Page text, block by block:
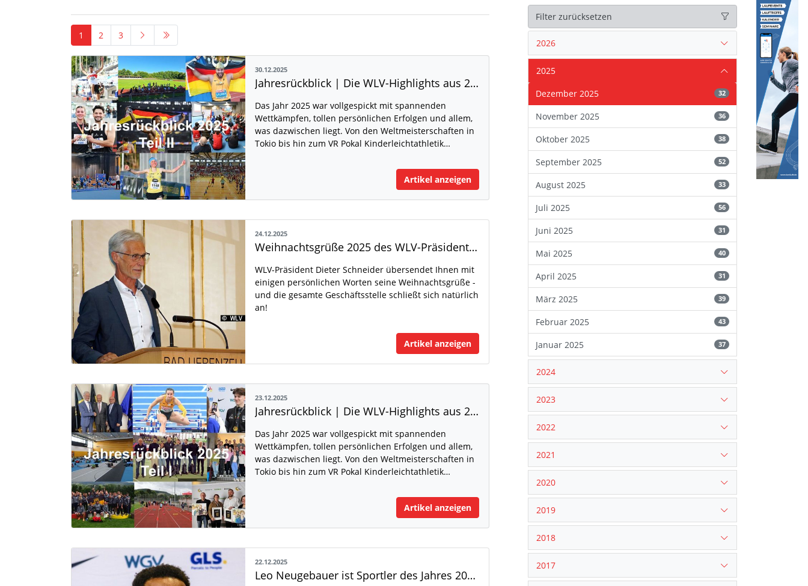
1 2 3
30.12.2025
Jahresrückblick | Die WLV-Highlights aus 2025 Teil II
Das Jahr 2025 war vollgespickt mit spannenden
Wettkämpfen, tollen persönlichen Erfolgen und allem,
was dazwischen liegt. Von den Weltmeisterschaften in
Tokio bis hin zum VR Pokal Kinderleichtathletik…
Artikel anzeigen
24.12.2025
Weihnachtsgrüße 2025 des WLV-Präsidenten Dieter Schneider
WLV-Präsident Dieter Schneider übersendet Ihnen mit
einigen persönlichen Worten seine Weihnachtsgrüße -
und die gesamte Geschäftsstelle schließt sich natürlich
an!
Artikel anzeigen
23.12.2025
Jahresrückblick | Die WLV-Highlights aus 2025 Teil I
Das Jahr 2025 war vollgespickt mit spannenden
Wettkämpfen, tollen persönlichen Erfolgen und allem,
was dazwischen liegt. Von den Weltmeisterschaften in
Tokio bis hin zum VR Pokal Kinderleichtathletik…
Artikel anzeigen
22.12.2025
Leo Neugebauer ist Sportler des Jahres 2026
Filter zurücksetzen
2026
2025
Dezember 2025
32
November 2025 36
Oktober 2025 38
September 2025 52
August 2025 33
Juli 2025 56
Juni 2025 31
Mai 2025 40
April 2025 31
März 2025 39
Februar 2025 43
Januar 2025 37
2024
2023
2022
2021
2020
2019
2018
2017